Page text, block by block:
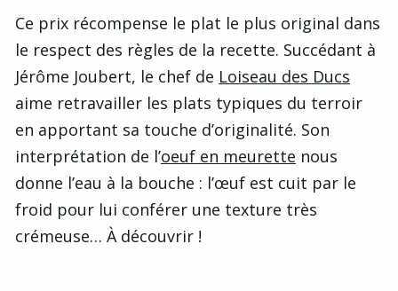
Ce prix récompense le plat le plus original dans
le respect des règles de la recette. Succédant à
Jérôme Joubert, le chef de Loiseau des Ducs
aime retravailler les plats typiques du terroir
en apportant sa touche d’originalité. Son
interprétation de l’oeuf en meurette nous
donne l’eau à la bouche : l’œuf est cuit par le
froid pour lui conférer une texture très
crémeuse… À découvrir !